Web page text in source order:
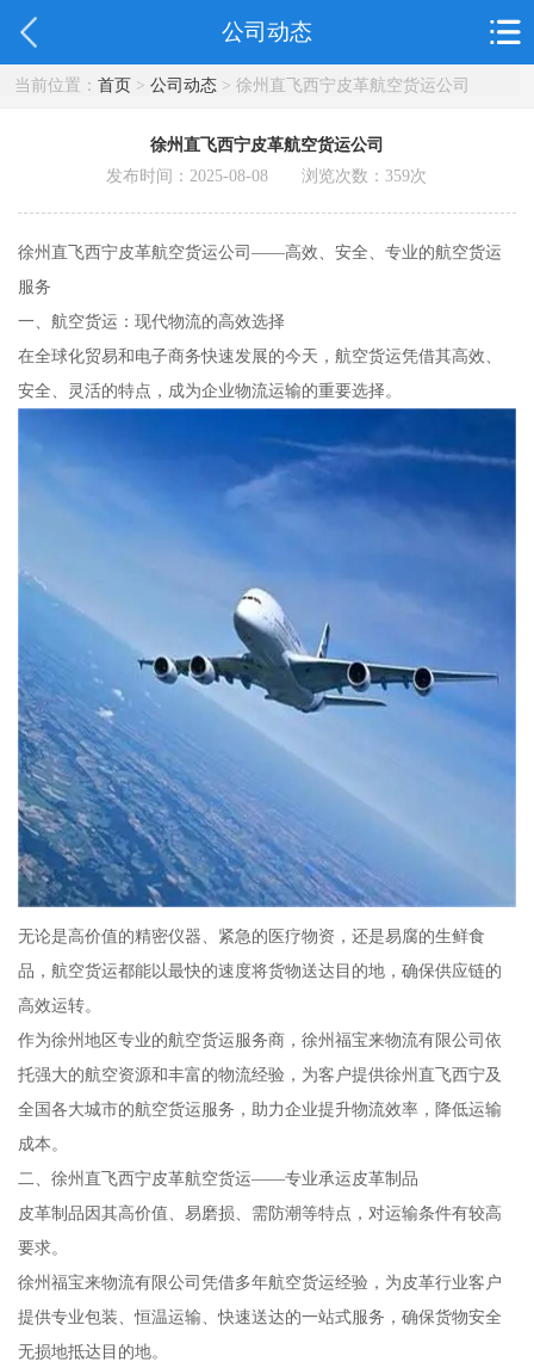
公司动态
当前位置： 首页> 公司动态> 徐州直飞西宁皮革航空货运公司
徐州直飞西宁皮革航空货运公司
发布时间：2025-08-08 浏览次数：359次
徐州直飞西宁皮革航空货运公司——高效、安全、专业的航空货运
服务
一、航空货运：现代物流的高效选择
在全球化贸易和电子商务快速发展的今天，航空货运凭借其高效、
安全、灵活的特点，成为企业物流运输的重要选择。
无论是高价值的精密仪器、紧急的医疗物资，还是易腐的生鲜食
品，航空货运都能以最快的速度将货物送达目的地，确保供应链的
高效运转。
作为徐州地区专业的航空货运服务商，徐州福宝来物流有限公司依
托强大的航空资源和丰富的物流经验，为客户提供徐州直飞西宁及
全国各大城市的航空货运服务，助力企业提升物流效率，降低运输
成本。
二、徐州直飞西宁皮革航空货运——专业承运皮革制品
皮革制品因其高价值、易磨损、需防潮等特点，对运输条件有较高
要求。
徐州福宝来物流有限公司凭借多年航空货运经验，为皮革行业客户
提供专业包装、恒温运输、快速送达的一站式服务，确保货物安全
无损地抵达目的地。